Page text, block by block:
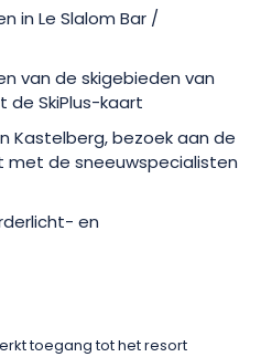
in Le Slalom Bar /
van de skigebieden van
SkiPlus-kaart
Kastelberg, bezoek aan de
met de sneeuwspecialisten
en
toegang tot het resort